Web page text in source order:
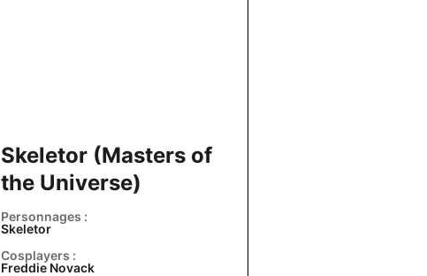
Skeletor (Masters of
the Universe)
Personnages :
Skeletor
Cosplayers :
Freddie Novack